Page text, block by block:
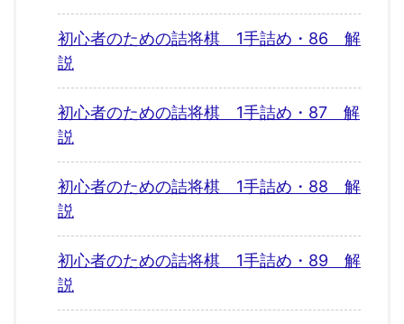
初心者のための詰将棋 1手詰め・86 解
説
初心者のための詰将棋 1手詰め・87 解
説
初心者のための詰将棋 1手詰め・88 解
説
初心者のための詰将棋 1手詰め・89 解
説